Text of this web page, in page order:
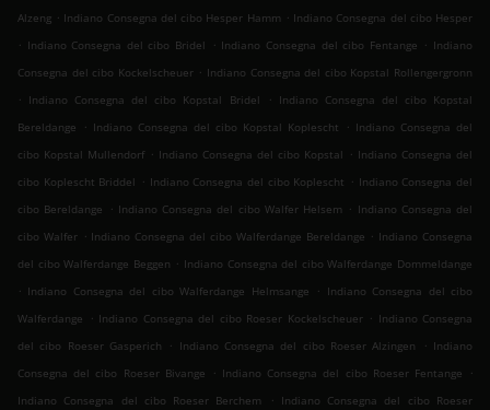
Alzeng . Indiano Consegna del cibo Hesper Hamm . Indiano Consegna del cibo Hesper
. Indiano Consegna del cibo Bridel . Indiano Consegna del cibo Fentange . Indiano
Consegna del cibo Kockelscheuer . Indiano Consegna del cibo Kopstal Rollengergronn
. Indiano Consegna del cibo Kopstal Bridel . Indiano Consegna del cibo Kopstal
Bereldange
. Indiano Consegna del cibo Kopstal Koplescht . Indiano Consegna del
cibo Kopstal Mullendorf . Indiano Consegna del cibo Kopstal . Indiano Consegna del
cibo Koplescht Briddel . Indiano Consegna del cibo Koplescht . Indiano Consegna del
cibo Bereldange
. Indiano Consegna del cibo Walfer Helsem . Indiano Consegna del
cibo Walfer . Indiano Consegna del cibo Walferdange Bereldange . Indiano Consegna
del cibo Walferdange Beggen . Indiano Consegna del cibo Walferdange Dommeldange
. Indiano Consegna del cibo Walferdange Helmsange . Indiano Consegna del cibo
Walferdange
. Indiano Consegna del cibo Roeser Kockelscheuer . Indiano Consegna
del cibo Roeser Gasperich
. Indiano Consegna del cibo Roeser Alzingen . Indiano
Consegna del cibo Roeser Bivange
. Indiano Consegna del cibo Roeser Fentange
.
Indiano Consegna del cibo Roeser Berchem
. Indiano Consegna del cibo Roeser